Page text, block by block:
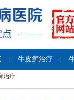
牛皮癣治疗
治疗